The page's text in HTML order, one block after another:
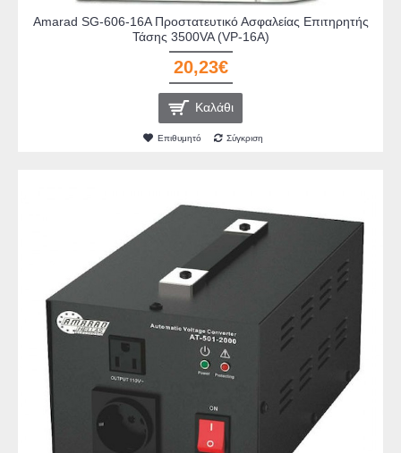
Amarad SG-606-16A Προστατευτικό Ασφαλείας Επιτηρητής
Τάσης 3500VA (VP-16A)
20,23€
Καλάθι
Επιθυμητό Σύγκριση